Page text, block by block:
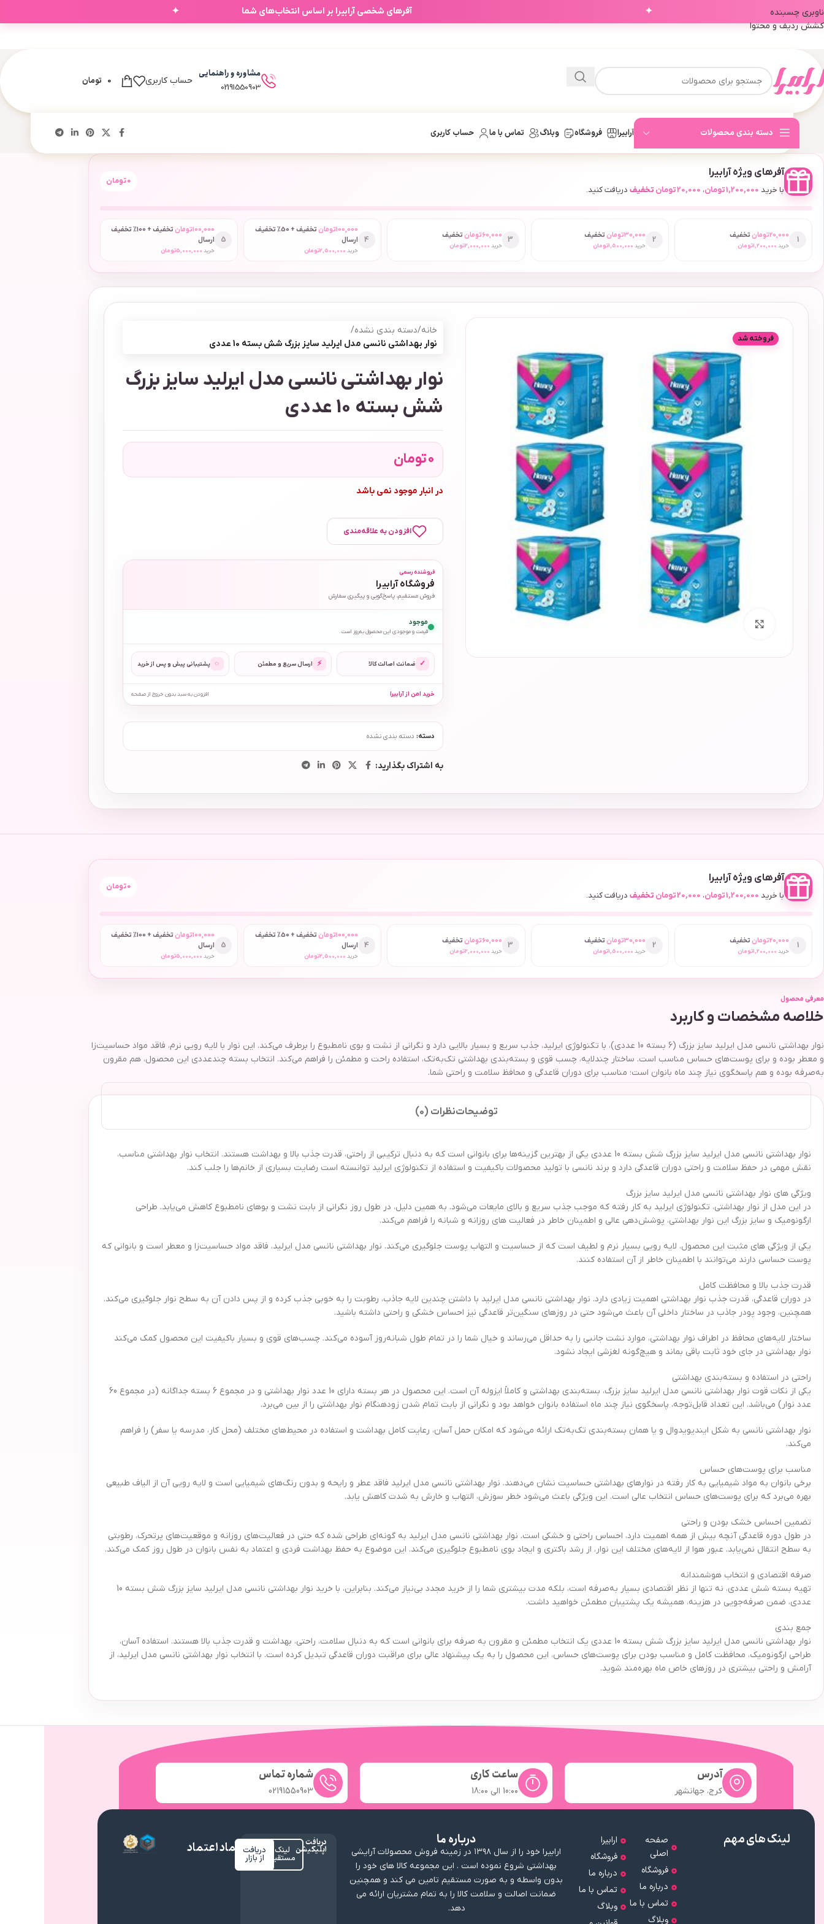
✦ آفرهای شخصی آرابیرا بر اساس انتخاب‌های شما ✦
ناوبری چسبنده
کشش ردیف و محتوا
مشاوره و راهنمایی
02191550903
حساب کاربری 0 تومان
دسته بندی محصولات آرابیرا فروشگاه وبلاگ تماس با ما حساب کاربری
آفرهای ویژه آرابیرا
با خرید 1,200,000تومان، 20,000تومان تخفیف دریافت کنید.
0تومان
1
20,000تومان تخفیف
خرید 1,200,000تومان
2
30,000تومان تخفیف
خرید 1,500,000تومان
3
60,000تومان تخفیف
خرید 2,000,000تومان
4
100,000تومان
تخفیف + 50٪ تخفیف
ارسال
خرید 2,500,000تومان
5
100,000تومان
تخفیف + 100٪ تخفیف
ارسال
خرید 5,000,000تومان
فروخته شد
برای بزرگنمایی کلیک کنید
خانه/دسته بندی نشده/
نوار بهداشتی نانسی مدل ایرلید سایز بزرگ شش بسته 10 عددی
نوار بهداشتی نانسی مدل ایرلید سایز بزرگ
شش بسته 10 عددی
0تومان
در انبار موجود نمی باشد
افزودن به علاقه‌مندی
فروشنده رسمی
فروشگاه آرابیرا
فروش مستقیم، پاسخ‌گویی و پیگیری سفارش
موجود
قیمت و موجودی این محصول به‌روز است.
✓ ضمانت اصالت کالا ⚡ ارسال سریع و مطمئن ◌ پشتیبانی پیش و پس از خرید
خرید امن از آرابیرا افزودن به سبد بدون خروج از صفحه
دسته: دسته بندی نشده
به اشتراک بگذارید:
آفرهای ویژه آرابیرا
با خرید 1,200,000تومان، 20,000تومان تخفیف دریافت کنید.
0تومان
1
20,000تومان تخفیف
خرید 1,200,000تومان
2
30,000تومان تخفیف
خرید 1,500,000تومان
3
60,000تومان تخفیف
خرید 2,000,000تومان
4
100,000تومان
تخفیف + 50٪ تخفیف
ارسال
خرید 2,500,000تومان
5
100,000تومان
تخفیف + 100٪ تخفیف
ارسال
خرید 5,000,000تومان
معرفی محصول
خلاصه مشخصات و کاربرد
نوار بهداشتی نانسی مدل ایرلید سایز بزرگ (6 بسته 10 عددی)، با تکنولوژی ایرلید، جذب سریع و بسیار بالایی دارد و نگرانی از نشت و بوی نامطبوع را برطرف می‌کند. این نوار با لایه رویی نرم، فاقد مواد حساسیت‌زا
و معطر بوده و برای پوست‌های حساس مناسب است. ساختار چندلایه، چسب قوی و بسته‌بندی بهداشتی تک‌به‌تک، استفاده راحت و مطمئن را فراهم می‌کند. انتخاب بسته چندعددی این محصول، هم مقرون
به‌صرفه بوده و هم پاسخگوی نیاز چند ماه بانوان است؛ مناسب برای دوران قاعدگی و محافظ سلامت و راحتی شما.
توضیحاتنظرات (0)
نوار بهداشتی نانسی مدل ایرلید سایز بزرگ شش بسته 10 عددی یکی از بهترین گزینه‌ها برای بانوانی است که به دنبال ترکیبی از راحتی، قدرت جذب بالا و بهداشت هستند. انتخاب نوار بهداشتی مناسب،
نقش مهمی در حفظ سلامت و راحتی دوران قاعدگی دارد و برند نانسی با تولید محصولات باکیفیت و استفاده از تکنولوژی ایرلید توانسته است رضایت بسیاری از خانم‌ها را جلب کند.
ویژگی‌ های نوار بهداشتی نانسی مدل ایرلید سایز بزرگ
در این مدل از نوار بهداشتی، تکنولوژی ایرلید به کار رفته که موجب جذب سریع و بالای مایعات می‌شود. به همین دلیل، در طول روز نگرانی‌ از بابت نشت و بوهای نامطبوع کاهش می‌یابد. طراحی
ارگونومیک و سایز بزرگ این نوار بهداشتی، پوشش‌دهی عالی و اطمینان خاطر در فعالیت‌ های روزانه و شبانه را فراهم می‌کند.
یکی از ویژگی‌ های مثبت این محصول، لایه رویی بسیار نرم و لطیف است که از حساسیت و التهاب پوست جلو‌گیری می‌کند. نوار بهداشتی نانسی مدل ایرلید، فاقد مواد حساسیت‌زا و معطر است و بانوانی که
پوست حساسی دارند می‌توانند با اطمینان خاطر از آن استفاده کنند.
قدرت جذب بالا و محافظت کامل
در دوران قاعدگی، قدرت جذب نوار بهداشتی اهمیت زیادی دارد. نوار بهداشتی نانسی مدل ایرلید با داشتن چندین لایه جاذب، رطوبت را به خوبی جذب کرده و از پس دادن آن به سطح نوار جلوگیری می‌کند.
همچنین، وجود پودر جاذب در ساختار داخلی آن باعث می‌شود حتی در روزهای سنگین‌تر قاعدگی نیز احساس خشکی و راحتی داشته باشید.
ساختار لایه‌های محافظ در اطراف نوار بهداشتی، موارد نشت جانبی را به حداقل می‌رساند و خیال شما را در تمام طول شبانه‌روز آسوده می‌کند. چسب‌های قوی و بسیار باکیفیت این محصول کمک می‌کند
نوار بهداشتی در جای خود ثابت باقی بماند و هیچ‌گونه لغزشی ایجاد نشود.
راحتی در استفاده و بسته‌بندی بهداشتی
یکی از نکات قوت نوار بهداشتی نانسی مدل ایرلید سایز بزرگ، بسته‌بندی بهداشتی و کاملاً ایزوله آن است. این محصول در هر بسته دارای 10 عدد نوار بهداشتی و در مجموع 6 بسته جداگانه (در مجموع 60
عدد نوار) می‌باشد. این تعداد قابل‌توجه، پاسخگوی نیاز چند ماه استفاده بانوان خواهد بود و نگرانی از بابت تمام شدن زودهنگام نوار بهداشتی را از بین می‌برد.
نوار بهداشتی نانسی به شکل ایندیویدوال و یا همان بسته‌بندی تک‌به‌تک ارائه می‌شود که امکان حمل آسان، رعایت کامل بهداشت و استفاده در محیط‌های مختلف (محل کار، مدرسه یا سفر) را فراهم
می‌کند.
مناسب برای پوست‌های حساس
برخی بانوان به مواد شیمیایی به ‌کار رفته در نوارهای بهداشتی حساسیت نشان می‌دهند. نوار بهداشتی نانسی مدل ایرلید فاقد عطر و رایحه و بدون رنگ‌های شیمیایی است و لایه رویی آن از الیاف طبیعی
بهره می‌برد که برای پوست‌های حساس انتخاب عالی است. این ویژگی باعث می‌شود خطر سوزش، التهاب و خارش به شدت کاهش یابد.
تضمین احساس خشک‌ بودن و راحتی
در طول دوره قاعدگی آنچه بیش از همه اهمیت دارد، احساس راحتی و خشکی است. نوار بهداشتی نانسی مدل ایرلید به گونه‌ای طراحی شده که حتی در فعالیت‌های روزانه و موقعیت‌های پرتحرک، رطوبتی
به سطح انتقال نمی‌یابد. عبور هوا از لایه‌های مختلف این نوار، از رشد باکتری و ایجاد بوی نامطبوع جلوگیری می‌کند. این موضوع به حفظ بهداشت فردی و اعتماد به نفس بانوان در طول روز کمک می‌کند.
صرفه اقتصادی و انتخاب هوشمندانه
تهیه بسته شش عددی، نه تنها از نظر اقتصادی بسیار به‌صرفه است، بلکه مدت بیشتری شما را از خرید مجدد بی‌نیاز می‌کند. بنابراین، با خرید نوار بهداشتی نانسی مدل ایرلید سایز بزرگ شش بسته 10
عددی، ضمن صرفه‌جویی در هزینه، همیشه یک پشتیبان مطمئن خواهید داشت.
جمع‌ بندی
نوار بهداشتی نانسی مدل ایرلید سایز بزرگ شش بسته 10 عددی یک انتخاب مطمئن و مقرون به صرفه برای بانوانی است که به دنبال سلامت، راحتی، بهداشت و قدرت جذب بالا هستند. استفاده آسان،
طراحی ارگونومیک، محافظت کامل و مناسب بودن برای پوست‌های حساس، این محصول را به یک پیشنهاد عالی برای مراقبت دوران قاعدگی تبدیل کرده است. با انتخاب نوار بهداشتی نانسی مدل ایرلید، از
آرامش و راحتی بیشتری در روزهای خاص ماه بهره‌مند شوید.
آدرس
کرج، جهانشهر
ساعت کاری
10:۰۰ الی 18:۰۰
شماره تماس
02191550903
لینک های مهم
صفحه
اصلی
فروشگاه
درباره ما
تماس با ما
وبلاگ
ارابیرا
فروشگاه
درباره ما
تماس با ما
وبلاگ
درباره ما
ارابیرا خود را از سال ۱۳۹۸ در زمینه فروش محصولات آرایشی
بهداشتی شروع نموده است . این مجموعه کالا های خود را
بدون واسطه و به صورت مستقیم تامین می کند و همچنین
ضمانت اصالت و سلامت کالا را به تمام مشتریان ارائه می
دهد.
دریافت
اپلیکیشن لینک
مستقیم
دریافت
از بازار نماد اعتماد